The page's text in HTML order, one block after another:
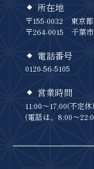
所在地
〒155-0032 東京
〒264-0015 千葉
電話番号
0120-56-5105
営業時間
11:00～17:00(不定
(電話は、8:00～